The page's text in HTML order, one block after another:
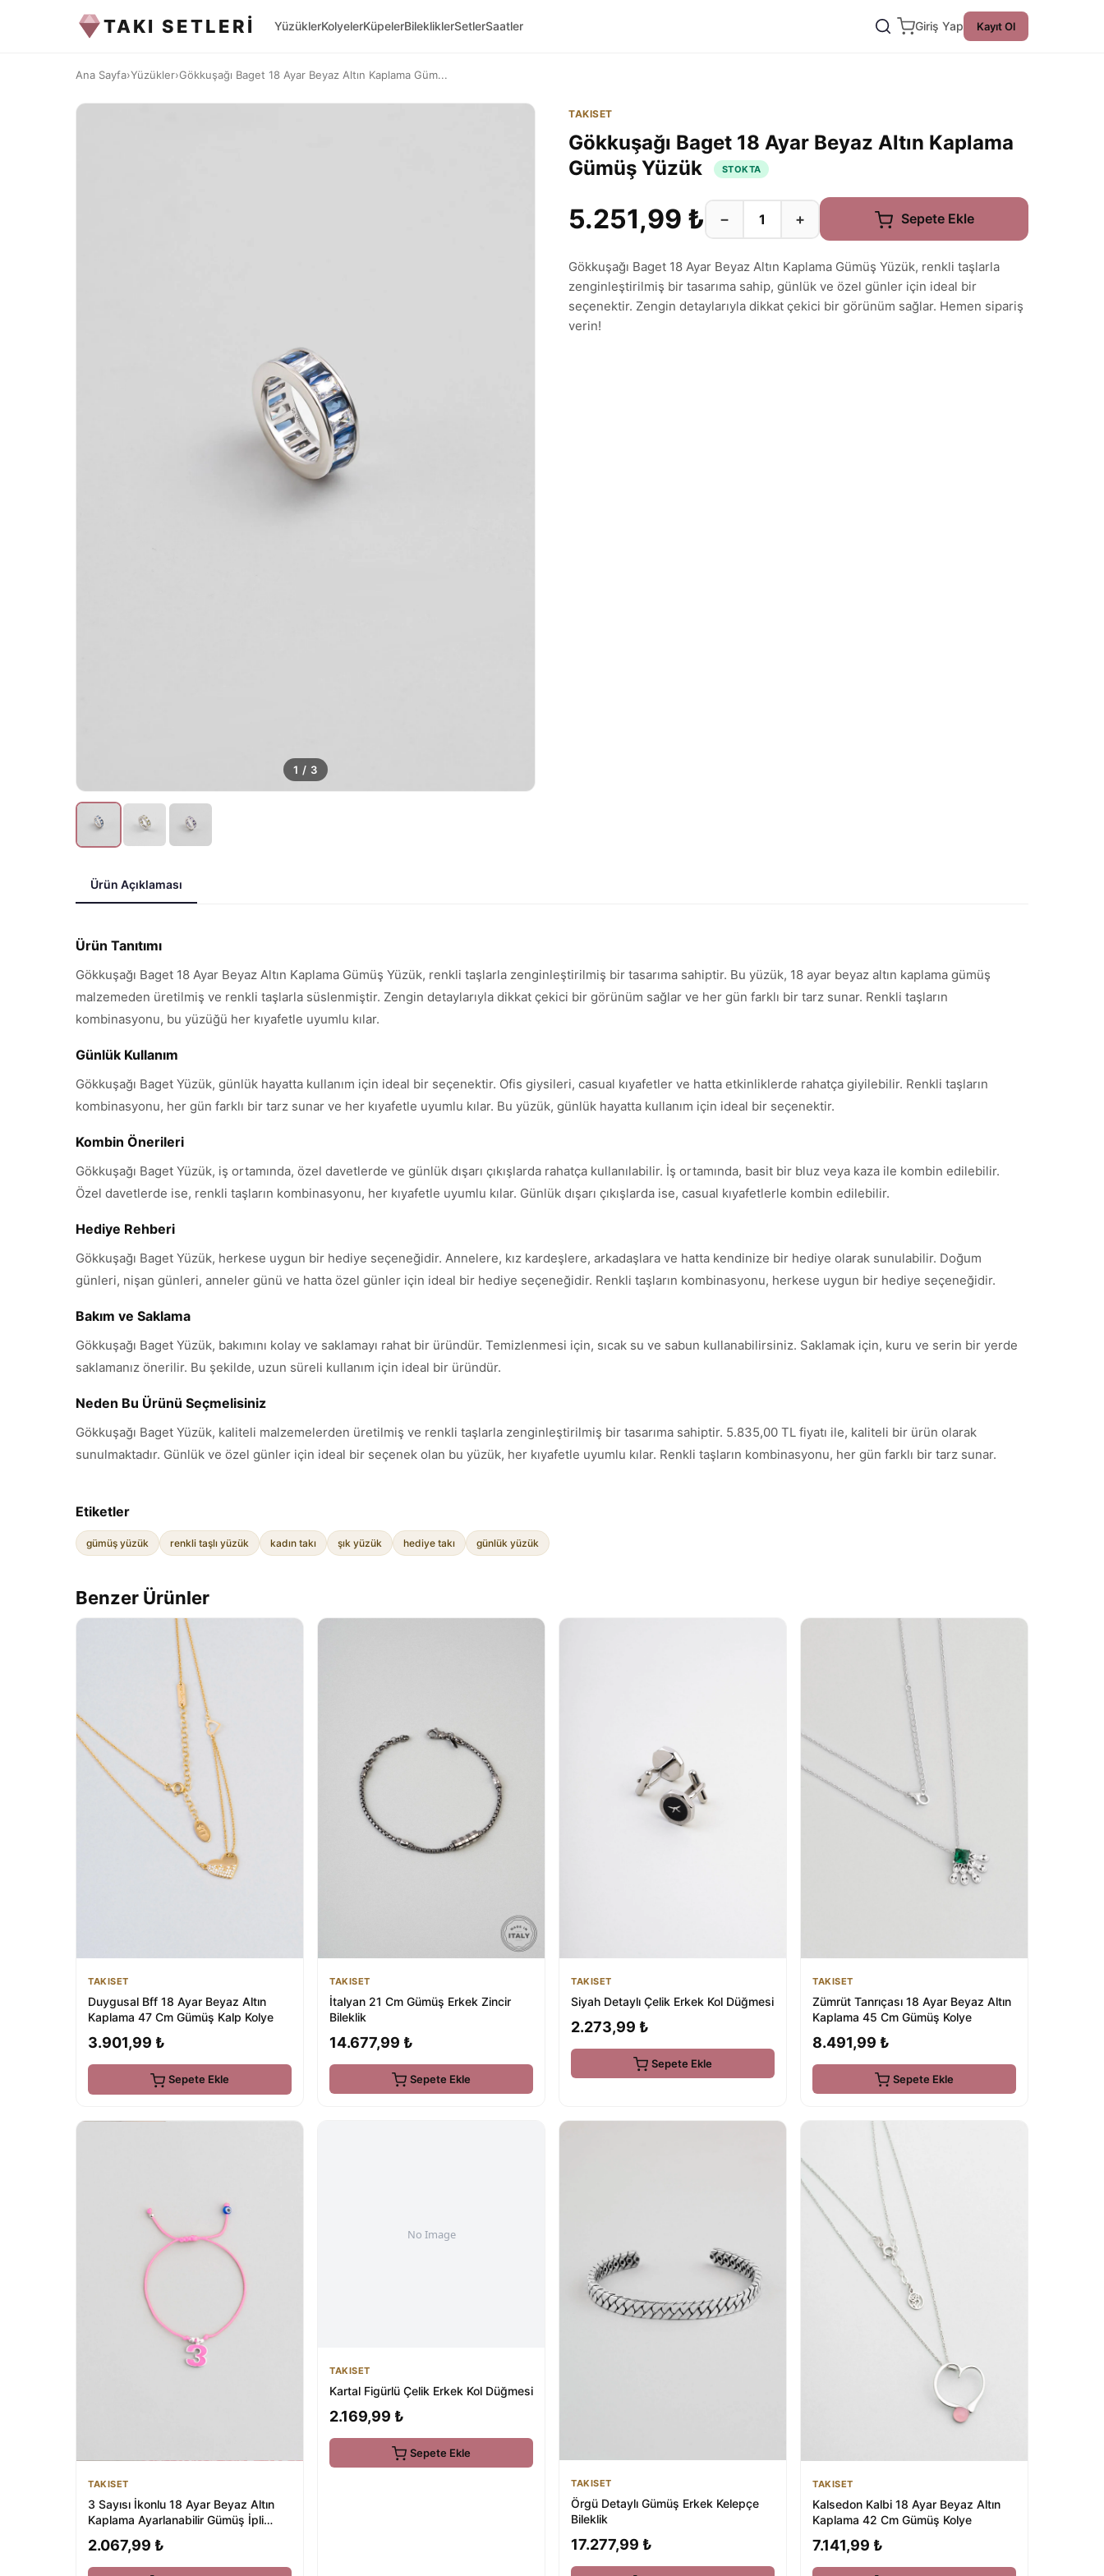
TAKI SETLERİ YüzüklerKolyelerKüpelerBilekliklerSetlerSaatler Giriş Yap Kayıt Ol
Ana Sayfa›Yüzükler›Gökkuşağı Baget 18 Ayar Beyaz Altın Kaplama Güm...
1 / 3
TAKISET
Gökkuşağı Baget 18 Ayar Beyaz Altın Kaplama
Gümüş Yüzük
STOKTA
5.251,99 ₺ − + Sepete Ekle
Gökkuşağı Baget 18 Ayar Beyaz Altın Kaplama Gümüş Yüzük, renkli taşlarla
zenginleştirilmiş bir tasarıma sahip, günlük ve özel günler için ideal bir
seçenektir. Zengin detaylarıyla dikkat çekici bir görünüm sağlar. Hemen sipariş
verin!
Ürün Açıklaması
Ürün Tanıtımı
Gökkuşağı Baget 18 Ayar Beyaz Altın Kaplama Gümüş Yüzük, renkli taşlarla zenginleştirilmiş bir tasarıma sahiptir. Bu yüzük, 18 ayar beyaz altın kaplama gümüş
malzemeden üretilmiş ve renkli taşlarla süslenmiştir. Zengin detaylarıyla dikkat çekici bir görünüm sağlar ve her gün farklı bir tarz sunar. Renkli taşların
kombinasyonu, bu yüzüğü her kıyafetle uyumlu kılar.
Günlük Kullanım
Gökkuşağı Baget Yüzük, günlük hayatta kullanım için ideal bir seçenektir. Ofis giysileri, casual kıyafetler ve hatta etkinliklerde rahatça giyilebilir. Renkli taşların
kombinasyonu, her gün farklı bir tarz sunar ve her kıyafetle uyumlu kılar. Bu yüzük, günlük hayatta kullanım için ideal bir seçenektir.
Kombin Önerileri
Gökkuşağı Baget Yüzük, iş ortamında, özel davetlerde ve günlük dışarı çıkışlarda rahatça kullanılabilir. İş ortamında, basit bir bluz veya kaza ile kombin edilebilir.
Özel davetlerde ise, renkli taşların kombinasyonu, her kıyafetle uyumlu kılar. Günlük dışarı çıkışlarda ise, casual kıyafetlerle kombin edilebilir.
Hediye Rehberi
Gökkuşağı Baget Yüzük, herkese uygun bir hediye seçeneğidir. Annelere, kız kardeşlere, arkadaşlara ve hatta kendinize bir hediye olarak sunulabilir. Doğum
günleri, nişan günleri, anneler günü ve hatta özel günler için ideal bir hediye seçeneğidir. Renkli taşların kombinasyonu, herkese uygun bir hediye seçeneğidir.
Bakım ve Saklama
Gökkuşağı Baget Yüzük, bakımını kolay ve saklamayı rahat bir üründür. Temizlenmesi için, sıcak su ve sabun kullanabilirsiniz. Saklamak için, kuru ve serin bir yerde
saklamanız önerilir. Bu şekilde, uzun süreli kullanım için ideal bir üründür.
Neden Bu Ürünü Seçmelisiniz
Gökkuşağı Baget Yüzük, kaliteli malzemelerden üretilmiş ve renkli taşlarla zenginleştirilmiş bir tasarıma sahiptir. 5.835,00 TL fiyatı ile, kaliteli bir ürün olarak
sunulmaktadır. Günlük ve özel günler için ideal bir seçenek olan bu yüzük, her kıyafetle uyumlu kılar. Renkli taşların kombinasyonu, her gün farklı bir tarz sunar.
Etiketler
gümüş yüzük renkli taşlı yüzük kadın takı şık yüzük hediye takı günlük yüzük
Benzer Ürünler
TAKISET
Duygusal Bff 18 Ayar Beyaz Altın
Kaplama 47 Cm Gümüş Kalp Kolye
3.901,99 ₺
Sepete Ekle
TAKISET
İtalyan 21 Cm Gümüş Erkek Zincir
Bileklik
14.677,99 ₺
Sepete Ekle
TAKISET
Siyah Detaylı Çelik Erkek Kol Düğmesi
2.273,99 ₺
Sepete Ekle
TAKISET
Zümrüt Tanrıçası 18 Ayar Beyaz Altın
Kaplama 45 Cm Gümüş Kolye
8.491,99 ₺
Sepete Ekle
TAKISET
3 Sayısı İkonlu 18 Ayar Beyaz Altın
Kaplama Ayarlanabilir Gümüş İpli
2.067,99 ₺
TAKISET
Kartal Figürlü Çelik Erkek Kol Düğmesi
2.169,99 ₺
Sepete Ekle
TAKISET
Örgü Detaylı Gümüş Erkek Kelepçe
Bileklik
17.277,99 ₺
TAKISET
Kalsedon Kalbi 18 Ayar Beyaz Altın
Kaplama 42 Cm Gümüş Kolye
7.141,99 ₺